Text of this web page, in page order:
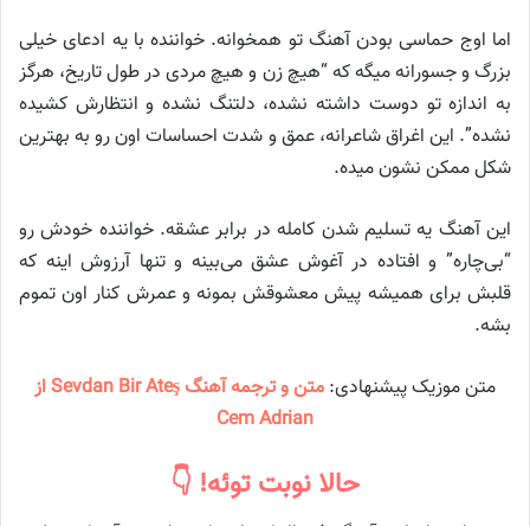
اما اوج حماسی بودن آهنگ تو همخوانه. خواننده با یه ادعای خیلی
بزرگ و جسورانه میگه که “هیچ زن و هیچ مردی در طول تاریخ، هرگز
به اندازه تو دوست داشته نشده، دلتنگ نشده و انتظارش کشیده
نشده”. این اغراق شاعرانه، عمق و شدت احساسات اون رو به بهترین
شکل ممکن نشون میده.
این آهنگ یه تسلیم شدن کامله در برابر عشقه. خواننده خودش رو
“بی‌چاره” و افتاده در آغوش عشق می‌بینه و تنها آرزوش اینه که
قلبش برای همیشه پیش معشوقش بمونه و عمرش کنار اون تموم
بشه.
متن موزیک پیشنهادی:
متن و ترجمه آهنگ Sevdan Bir Ateş از
Cem Adrian
حالا نوبت توئه! 👇